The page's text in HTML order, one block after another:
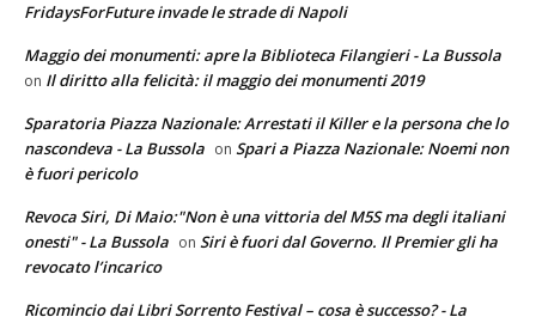
FridaysForFuture invade le strade di Napoli
Maggio dei monumenti: apre la Biblioteca Filangieri - La Bussola
on Il diritto alla felicità: il maggio dei monumenti 2019
Sparatoria Piazza Nazionale: Arrestati il Killer e la persona che lo
nascondeva - La Bussola on Spari a Piazza Nazionale: Noemi non
è fuori pericolo
Revoca Siri, Di Maio:"Non è una vittoria del M5S ma degli italiani
onesti" - La Bussola on Siri è fuori dal Governo. Il Premier gli ha
revocato l’incarico
Ricomincio dai Libri Sorrento Festival – cosa è successo? - La